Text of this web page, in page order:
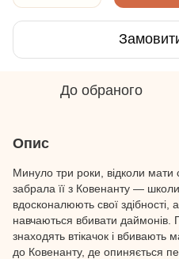
До обраного
Опис
Минуло три роки, відколи мати
забрала її з Ковенанту —
вдосконалюють свої здібності,
навчаються вбивати даймонів.
знаходять втікачок і вбивають
до Ковенанту, де опиняється